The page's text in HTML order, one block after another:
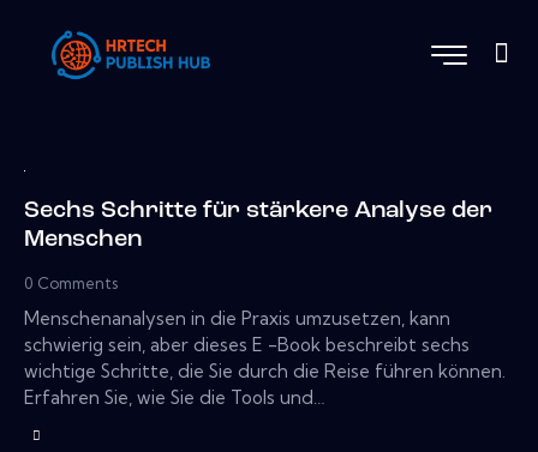
Sechs Schritte für stärkere Analyse der
Menschen
0 Comments
Menschenanalysen in die Praxis umzusetzen, kann
schwierig sein, aber dieses E -Book beschreibt sechs
wichtige Schritte, die Sie durch die Reise führen können.
Erfahren Sie, wie Sie die Tools und…